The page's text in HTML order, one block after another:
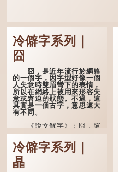
冷僻字系列｜
囧
囧，是近年流行於網絡
的一個字，因字型好像一個
人失意時雙眉彎下的表情，
所以在網絡上被用來形容失
意或窘迫的狀態。不過，這
其實是一個古字，意思還大
有不同。
《說文解字》：囧，窻
牖丽廔闿明。象形，本義是
透光通明的窗戶，跟「囪」
一樣都是「窗」的象形字。
甲骨文中又用作地名，古書
中的「黍于囧」表示在囧地
種黍。
冷僻字系列｜
瞐